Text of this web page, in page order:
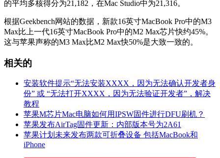
的平均多核得分为21,182，在Mac Studio中为21,316。
根据Geekbench网站的数据，新款16英寸MacBook Pro中的M3
Max比上一代16英寸MacBook Pro中的M2 Max芯片快约45%。
这与苹果声称的M3 Max比M2 Max快50%是大致一致的。
相关的
安装软件提示“无法安装XXXX，因为无法确认开发者身
份” 或 “无法打开XXXX，因为无法验证开发者”，解决
教程
苹果M芯片Mac电脑如何用IPSW固件进行DFU刷机？
苹果发布AirTag固件更新：内部版本号为2A61
苹果计划未来发布两款可折叠设备 包括MacBook和
iPhone